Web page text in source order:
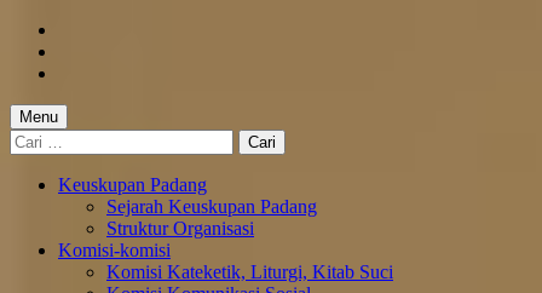
content
footer
Menu
Cari
untuk:
Keuskupan Padang
Sejarah Keuskupan Padang
Struktur Organisasi
Komisi-komisi
Komisi Kateketik, Liturgi, Kitab Suci